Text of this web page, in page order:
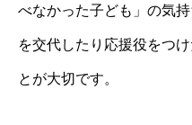
べなかった子ども」の気
を交代したり応援役をつ
とが大切です。